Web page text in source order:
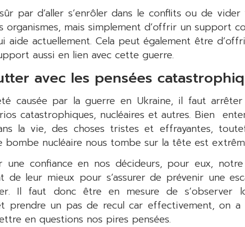
par d’aller s’enrôler dans le conflits ou de
organismes, mais simplement d’offrir un support
aide actuellement. Cela peut également être
aussi en lien avec cette guerre.
avec les pensées
causée par la guerre en Ukraine, il faut
catastrophiques, nucléaires et autres. Bien
la vie, des choses tristes et effrayantes,
bombe nucléaire nous tombe sur la tête est
une confiance en nos décideurs, pour eux,
leur mieux pour s’assurer de prévenir une
Il faut donc être en mesure de s’observer
prendre un pas de recul car effectivement, on
en questions nos pires pensées.